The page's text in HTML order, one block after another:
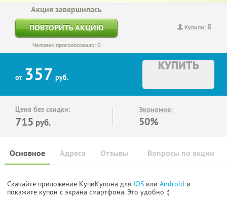
Купили: 8
Акция завершилась
ПОВТОРИТЬ АКЦИЮ
Человек проголосовало: 0
от 357 руб.
КУПИТЬ
Цена без скидки:
715 руб.
Экономия:
50%
Основное Отзывы Вопросы по акции
Адреса
Скачайте приложение КупиКупона для IOS или Android и
покажите купон с экрана смартфона. Это удобно :)